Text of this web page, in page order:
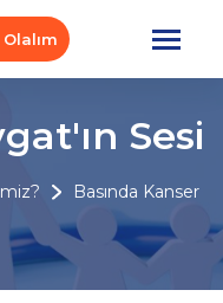
Sesi
Basında Kanser